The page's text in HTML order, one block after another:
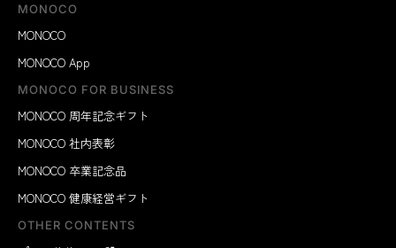
MONOCO
MONOCO
MONOCO App
MONOCO FOR BUSINESS
MONOCO 周年記念ギフト
MONOCO 社内表彰
MONOCO 卒業記念品
MONOCO 健康経営ギフト
OTHER CONTENTS